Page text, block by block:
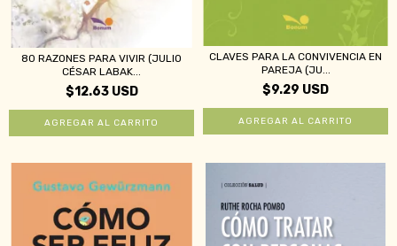
80 RAZONES PARA VIVIR (JULIO
CÉSAR LABAK...
$12.63 USD
CLAVES PARA LA CONVIVENCIA EN
PAREJA (JU...
$9.29 USD